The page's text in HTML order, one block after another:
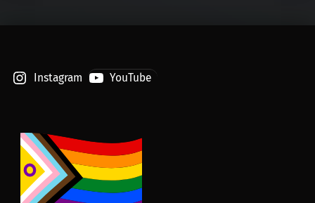
Instagram YouTube